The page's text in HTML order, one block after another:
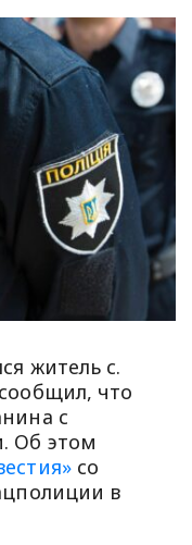
житель с.
что
с
Об этом
со
в